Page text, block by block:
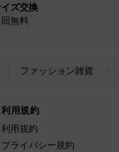
ズ交換
回無料
ファッション雑貨
利用規約
利用規約
プライバシー規約